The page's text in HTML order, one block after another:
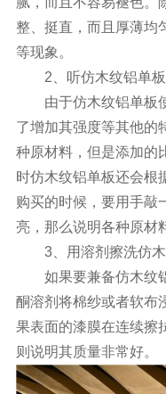
整、挺直，而且厚薄均
等现象。
2、听仿木纹铝单板
由于仿木纹铝单板使
了增加其强度等其他的
种原材料，但是添加的
时仿木纹铝单板还会根
购买的时候，要用手敲
亮，那么说明各种原材
3、用溶剂擦洗仿木
如果要兼备仿木纹铝
酮溶剂将棉纱或者软布
果表面的漆膜在连续擦
则说明其质量非常好。